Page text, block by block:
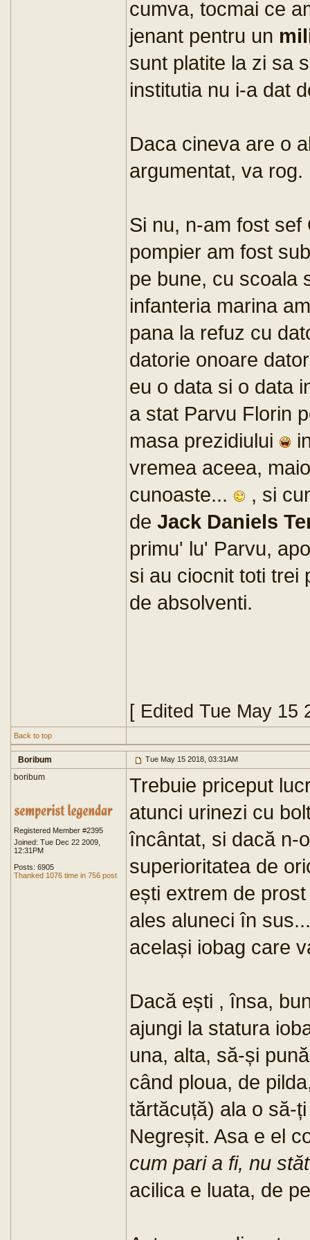
cumva, tocmai ce
jenant pentru un
sunt platite la zi sa
institutia nu i-a dat
Daca cineva are o
argumentat, va rog.
Si nu, n-am fost sef
pompier am fost
pe bune, cu scoala
infanteria marina
pana la refuz cu
datorie onoare
eu o data si o data
a stat Parvu Florin
masa prezidiului
vremea aceea,
cunoaste...
, si
de Jack Daniels
primu' lu' Parvu,
si au ciocnit toti trei
de absolventi.
[ Edited Tue May 15
Back to top
Boribum Tue May 15 2018, 03:31AM
boribum
Registered Member #2395
Joined: Tue Dec 22 2009,
12:31PM
Posts: 6905
Thanked 1076 time in 756 post
Trebuie priceput
atunci urinezi cu
încântat, si dacă n-
superioritatea de
ești extrem de
ales aluneci în
același iobag care
Dacă ești , însa,
ajungi la statura
una, alta, să-și
când ploua, de
tărtăcuță) ala o să-
Negreșit. Asa e el
cum pari a fi, nu
acilica e luata, de